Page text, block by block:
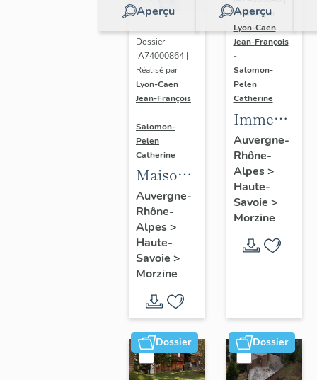
Aperçu
Dossier
IA74000864 |
Réalisé par
Lyon-Caen
Jean-François
-
Salomon-
Pelen
Catherine
Maison
dite
chalet
Yacca
Auvergne-
Rhône-
Alpes>
Haute-
Savoie >
Morzine
Aperçu
Réalisé par
Lyon-Caen
Jean-François
-
Salomon-
Pelen
Catherine
Immeuble
dit
résidence
Sosna
Auvergne-
Rhône-
Alpes>
Haute-
Savoie >
Morzine
Dossier Dossier